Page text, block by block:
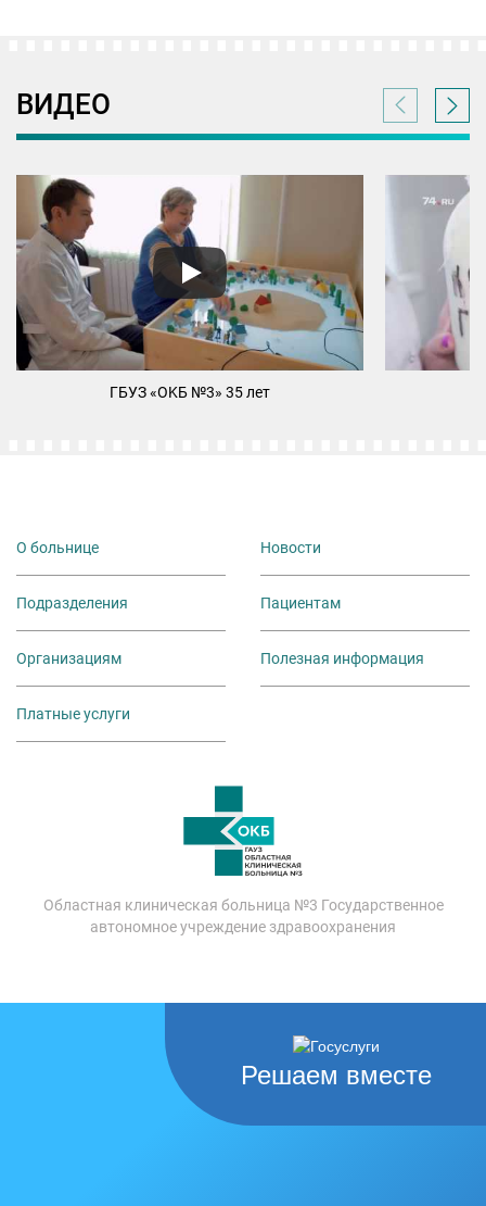
ВИДЕО
ГБУЗ «ОKБ №3» 35 лет
О больнице Новости
Подразделения Пациентам
Организациям Полезная информация
Платные услуги
Областная клиническая больница №3 Государственное
автономное учреждение здравоохранения
Решаем вместе